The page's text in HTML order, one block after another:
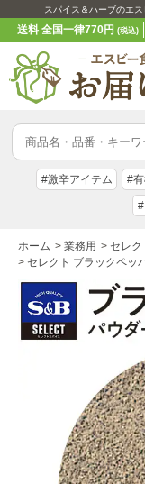
スパイス＆ハーブのエ
送料 全国一律770円(税込)
#激辛アイテム #
ホーム > 業務用 > セレク
> セレクト ブラックペッ